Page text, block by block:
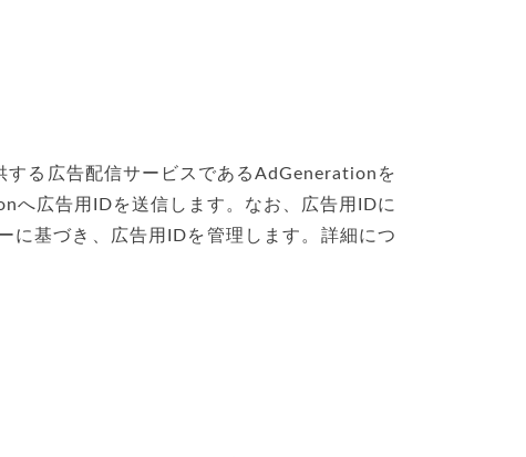
る広告配信サービスであるAdGenerationを
へ広告用IDを送信します。なお、広告用IDに
に基づき、広告用IDを管理します。詳細につ